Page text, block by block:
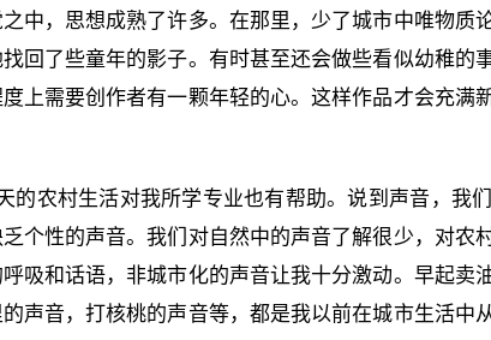
中，思想成熟了许多。在那里，少了城市中唯物质
回了些童年的影子。有时甚至还会做些看似幼稚的
上需要创作者有一颗年轻的心。这样作品才会充满
的农村生活对我所学专业也有帮助。说到声音，我
个性的声音。我们对自然中的声音了解很少，对农
吸和话语，非城市化的声音让我十分激动。早起卖
声音，打核桃的声音等，都是我以前在城市生活中